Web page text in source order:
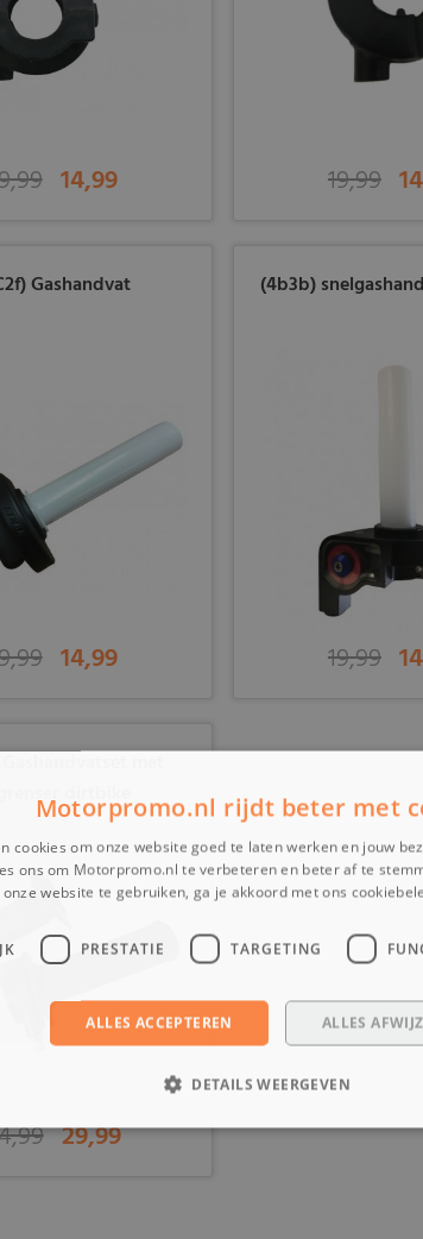
14,99 19,99
Gashandvat
14,99
(4b3b)
19,99
dirtbike
29,99
Motorpromo.nl rijdt beter met
cookies om onze website goed te laten werken en jouw
ons om Motorpromo.nl te verbeteren en beter af te
onze website te gebruiken, ga je akkoord met ons
PRESTATIE TARGETING
ALLES ACCEPTEREN ALLES
DETAILS WEERGEVEN